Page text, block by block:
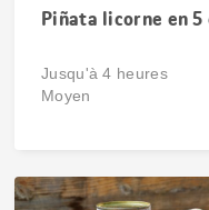
Piñata licorne en 5
Jusqu'à 4 heures
Moyen